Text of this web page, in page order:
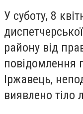
У суботу, 8
району від
повідомлення
Іржавець,
виявлено тіло